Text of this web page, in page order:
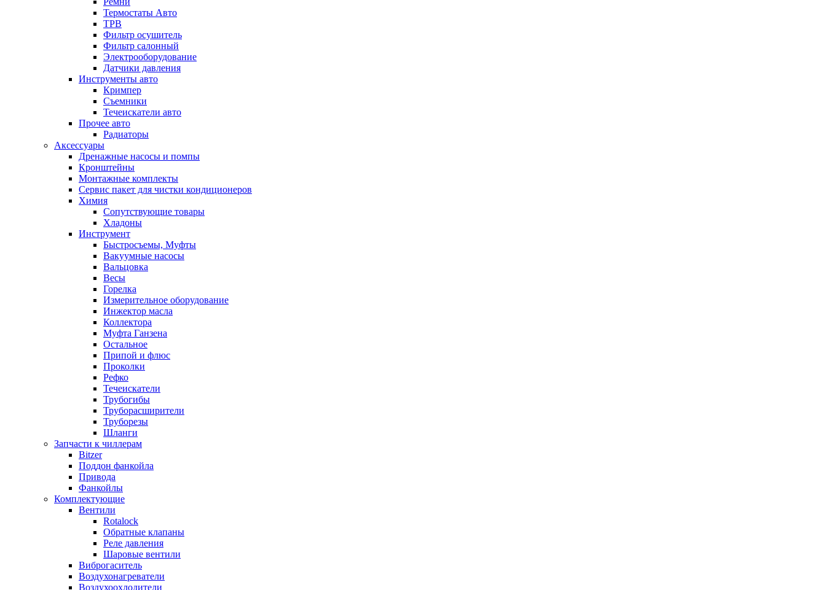
Термостаты Авто
ТРВ
Фильтр осушитель
Фильтр салонный
Электрооборудование
Датчики давления
Инструменты авто
Кримпер
Съемники
Течеискатели авто
Прочее авто
Радиаторы
Аксессуары
Дренажные насосы и помпы
Кронштейны
Монтажные комплекты
Сервис пакет для чистки кондиционеров
Химия
Сопутствующие товары
Хладоны
Инструмент
Быстросъемы, Муфты
Вакуумные насосы
Вальцовка
Весы
Горелка
Измерительное оборудование
Инжектор масла
Коллектора
Муфта Ганзена
Остальное
Припой и флюс
Проколки
Рефко
Течеискатели
Трубогибы
Труборасширители
Труборезы
Шланги
Запчасти к чиллерам
Bitzer
Поддон фанкойла
Привода
Фанкойлы
Комплектующие
Вентили
Rotalock
Обратные клапаны
Реле давления
Шаровые вентили
Виброгаситель
Воздухонагреватели
Воздухоохлодители